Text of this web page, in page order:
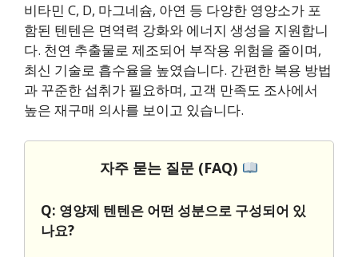
비타민 C, D, 마그네슘, 아연 등 다양한 영양소가 포
함된 텐텐은 면역력 강화와 에너지 생성을 지원합니
다. 천연 추출물로 제조되어 부작용 위험을 줄이며,
최신 기술로 흡수율을 높였습니다. 간편한 복용 방법
과 꾸준한 섭취가 필요하며, 고객 만족도 조사에서
높은 재구매 의사를 보이고 있습니다.
자주 묻는 질문 (FAQ)
Q: 영양제 텐텐은 어떤 성분으로 구성되어 있
나요?